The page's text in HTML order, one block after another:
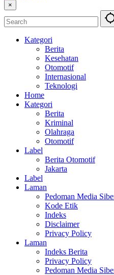
×
Kategori
Berita
Kesehatan
Otomotif
Internasional
Teknologi
Home
Kategori
Berita
Kriminal
Olahraga
Otomotif
Label
Berita Otomotif
Jakarta
Label
Laman
Pedoman Media
Kode Etik
Indeks
Disclaimer
Privacy Policy
Laman
Indeks Berita
Privacy Policy
Pedoman Media